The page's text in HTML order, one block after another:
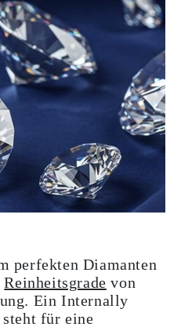
perfekten Diamanten
Reinheitsgrade von
Ein Internally
für eine